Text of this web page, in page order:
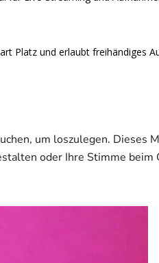
Platz und erlaubt freihändiges
um loszulegen. Dieses
oder Ihre Stimme beim